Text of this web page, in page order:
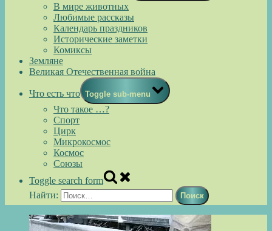
В мире животных
Любимые рассказы
Календарь праздников
Исторические заметки
Комиксы
Земляне
Великая Отечественная война
Что есть что Toggle sub-menu
Что такое …?
Спорт
Цирк
Микрокосмос
Космос
Союзы
Toggle search form
Найти: